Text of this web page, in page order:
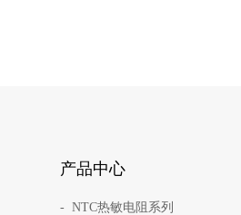
产品中心
- NTC热敏电阻系列